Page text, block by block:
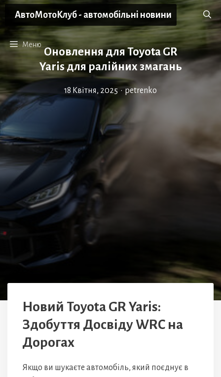
Перейти
вмісту
АвтоМотоКлуб - автомобільні новини
Меню
Оновлення для Toyota GR
Yaris для ралійних змагань
18 Квітня, 2025 • petrenko
Новий Toyota GR Yaris:
Здобуття Досвіду WRC на
Дорогах
Якщо ви шукаєте автомобіль, який поєднує в